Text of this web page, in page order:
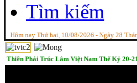
Tìm kiếm
Hôm nay Thứ hai, 10/08/2026 - Ngày 28
Thiền Phái Trúc Lâm Việt Nam Thế Kỷ 20-